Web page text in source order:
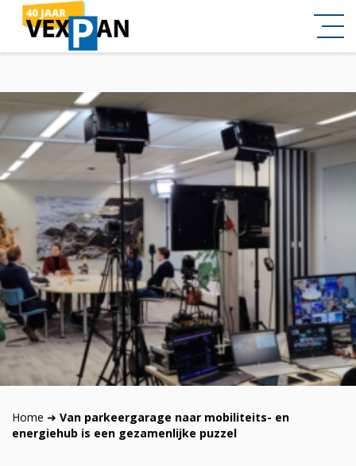
Home ➜ Van parkeergarage naar mobiliteits- en
energiehub is een gezamenlijke puzzel